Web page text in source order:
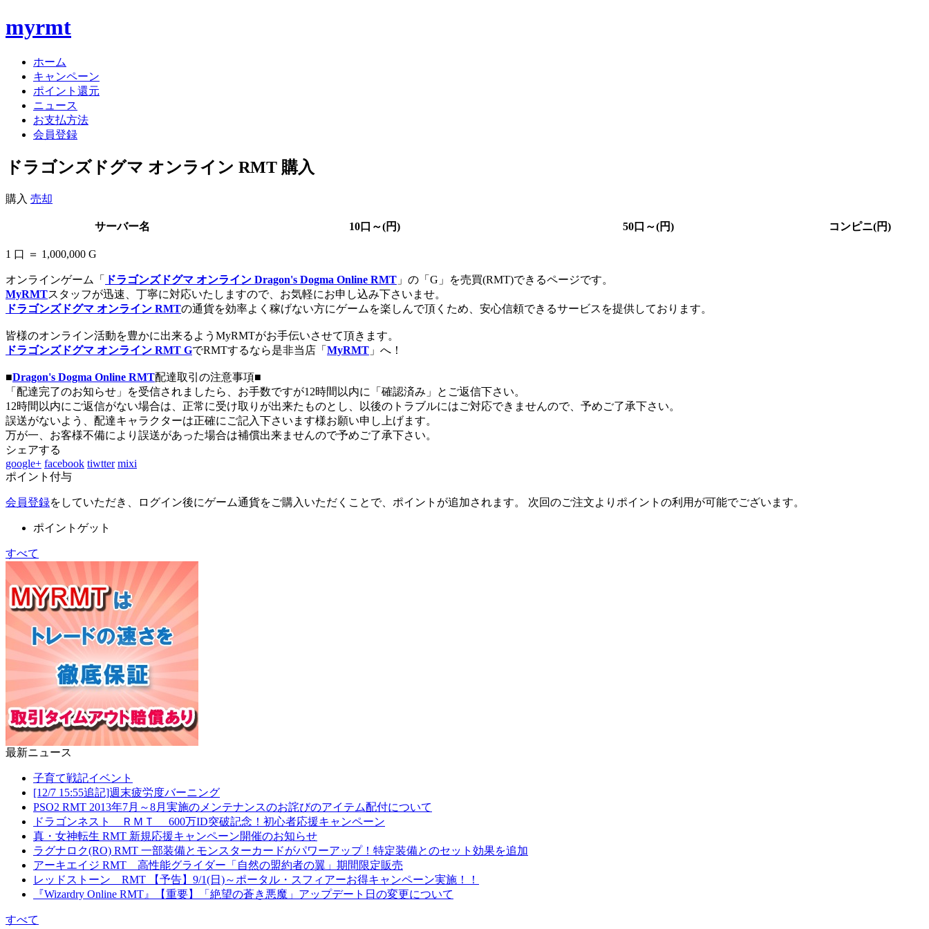
myrmt
ホーム
キャンペーン
ポイント還元
ニュース
お支払方法
会員登録
ドラゴンズドグマ オンライン RMT 購入
購入 売却
サーバー名 10口～(円) 50口～(円) コンピニ(円)
1 口 ＝ 1,000,000 G
オンラインゲーム「 ドラゴンズドグマ オンライン Dragon's Dogma Online RMT 」の「G」を売買(RMT)できるページです。
MyRMTスタッフが迅速、丁寧に対応いたしますので、お気軽にお申し込み下さいませ。
ドラゴンズドグマ オンライン RMTの通貨を効率よく稼げない方にゲームを楽しんで頂くため、安心信頼できるサービスを提供しております。
皆様のオンライン活動を豊かに出来るようMyRMTがお手伝いさせて頂きます。
ドラゴンズドグマ オンライン RMT GでRMTするなら是非当店「 MyRMT 」へ！
■Dragon's Dogma Online RMT配達取引の注意事項■
「配達完了のお知らせ」を受信されましたら、お手数ですが12時間以内に「確認済み」とご返信下さい。
12時間以内にご返信がない場合は、正常に受け取りが出来たものとし、以後のトラブルにはご対応できませんので、予めご了承下さい。
誤送がないよう、配達キャラクターは正確にご記入下さいます様お願い申し上げます。
万が一、お客様不備により誤送があった場合は補償出来ませんので予めご了承下さい。
シェアする
google+ facebook tiwtter mixi
ポイント付与
会員登録をしていただき、ログイン後にゲーム通貨をご購入いただくことで、ポイントが追加されます。 次回のご注文よりポイントの利用が可能でございます。
ポイントゲット
すべて
最新ニュース
子育て戦記イベント
[12/7 15:55追記]週末疲労度バーニング
PSO2 RMT 2013年7月～8月実施のメンテナンスのお詫びのアイテム配付について
ドラゴンネスト ＲＭＴ 600万ID突破記念！初心者応援キャンペーン
真・女神転生 RMT 新規応援キャンペーン開催のお知らせ
ラグナロク(RO) RMT 一部装備とモンスターカードがパワーアップ！特定装備とのセット効果を追加
アーキエイジ RMT 高性能グライダー「自然の盟約者の翼」期間限定販売
レッドストーン RMT 【予告】9/1(日)～ポータル・スフィアーお得キャンペーン実施！！
『Wizardry Online RMT』【重要】「絶望の蒼き悪魔」アップデート日の変更について
すべて